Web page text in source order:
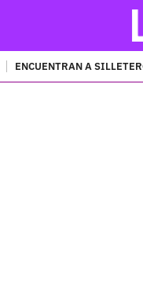
ENCUENTRAN A